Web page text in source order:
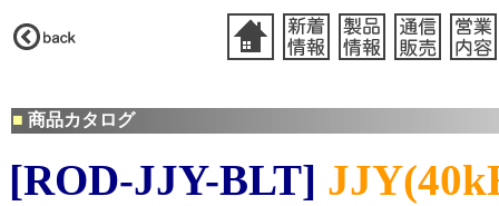
■ 商品カタログ
[ROD-JJY-BLT]